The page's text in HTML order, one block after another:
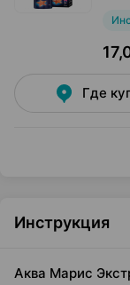
Где
Инструкция
Аква Марис